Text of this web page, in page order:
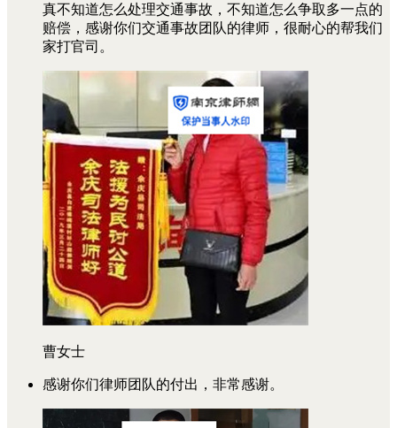
真不知道怎么处理交通事故，不知道怎么争取多一点的
赔偿，感谢你们交通事故团队的律师，很耐心的帮我们
家打官司。
曹女士
感谢你们律师团队的付出，非常感谢。